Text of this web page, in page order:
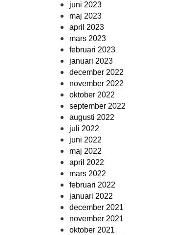
juni 2023
maj 2023
april 2023
mars 2023
februari 2023
januari 2023
december 2022
november 2022
oktober 2022
september 2022
augusti 2022
juli 2022
juni 2022
maj 2022
april 2022
mars 2022
februari 2022
januari 2022
december 2021
november 2021
oktober 2021